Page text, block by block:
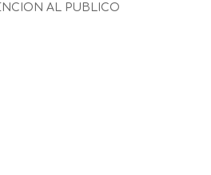
AL PUBLICO